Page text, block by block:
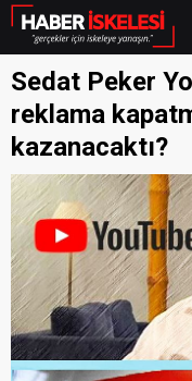
Sedat Peker
reklama
kazanacaktı?